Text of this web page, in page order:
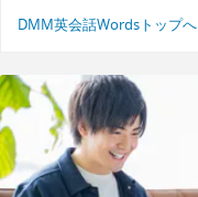
DMM英会話Wordsトップへ